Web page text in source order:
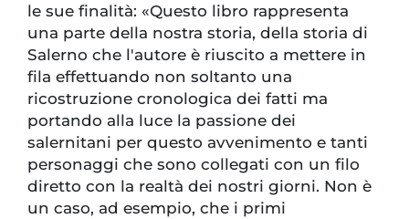
le sue finalità: «Questo libro rappresenta
una parte della nostra storia, della storia di
Salerno che l'autore è riuscito a mettere in
fila effettuando non soltanto una
ricostruzione cronologica dei fatti ma
portando alla luce la passione dei
salernitani per questo avvenimento e tanti
personaggi che sono collegati con un filo
diretto con la realtà dei nostri giorni. Non è
un caso, ad esempio, che i primi